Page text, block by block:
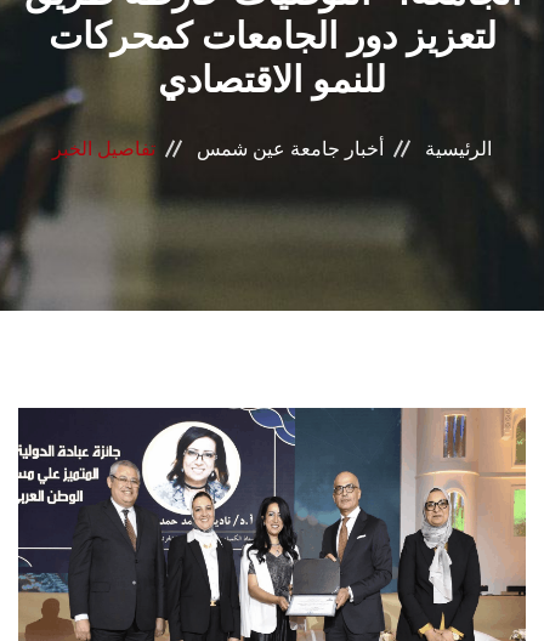
المراكز والوحدات
الأنظمة الذكية
الإعلام
تواصل معنا
الطلاب
الدراسات العليا
الخريجين
الموظفون
الزائـرون
لتعزيز دور الجامعات كمحركات
للنمو الاقتصادي
الرئيسية أخبار جامعة عين شمس تفاصيل الخبر